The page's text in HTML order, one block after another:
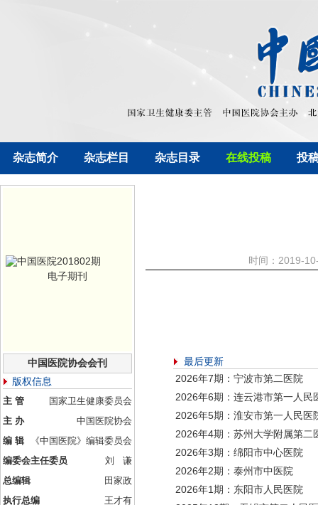
杂志简介 杂志栏目 杂志目录 在线投稿 投
电子期刊
中国医院协会会刊
版权信息
主 管
国家卫生健康委员会
主 办
中国医院协会
编 辑
《中国医院》编辑委员会
编委会主任委员
刘 谦
总编辑
田家政
执行总编
王才有
时间：2019-
最后更新
2026年7期：宁波市第二医院
2026年6期：连云港市第一人民
2026年5期：淮安市第一人民医
2026年4期：苏州大学附属第二
2026年3期：绵阳市中心医院
2026年2期：泰州市中医院
2026年1期：东阳市人民医院